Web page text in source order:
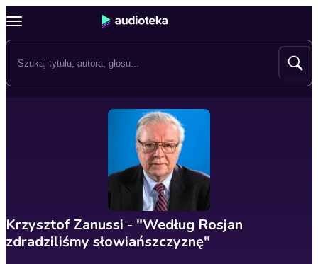
Krzysztof Zanussi - "Według Rosjan
zdradziliśmy słowiańszczyznę"